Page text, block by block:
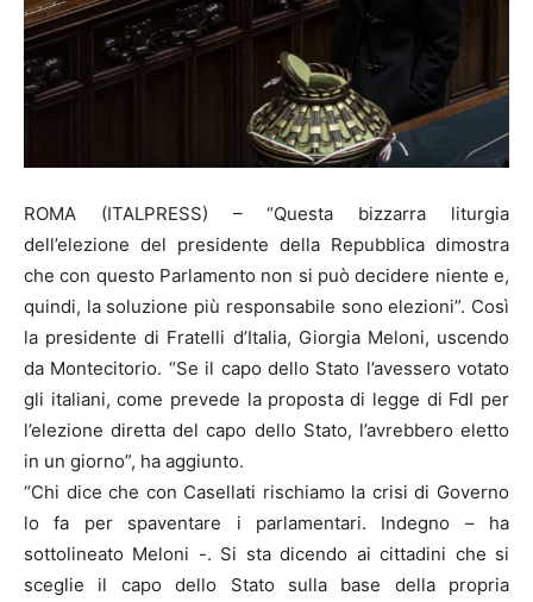
ROMA (ITALPRESS) – “Questa bizzarra liturgia
dell’elezione del presidente della Repubblica dimostra
che con questo Parlamento non si può decidere niente e,
quindi, la soluzione più responsabile sono elezioni”. Così
la presidente di Fratelli d’Italia, Giorgia Meloni, uscendo
da Montecitorio. “Se il capo dello Stato l’avessero votato
gli italiani, come prevede la proposta di legge di FdI per
l’elezione diretta del capo dello Stato, l’avrebbero eletto
in un giorno”, ha aggiunto.
“Chi dice che con Casellati rischiamo la crisi di Governo
lo fa per spaventare i parlamentari. Indegno – ha
sottolineato Meloni -. Si sta dicendo ai cittadini che si
sceglie il capo dello Stato sulla base della propria